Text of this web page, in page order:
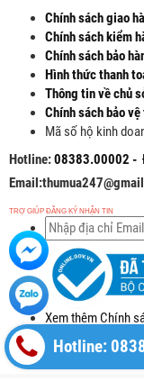
Chính sách
Chính sách kiểm
Chính sách bảo
Hình thức thanh
Thông tin về chủ
Chính sách bảo
Mã số hộ kinh
Hotline:08383.00002 -
TRỢ GIÚP ĐĂNG KÝ NHẬN TIN
Xem thêm Chính
HỖ TRỢ:
Hotline: